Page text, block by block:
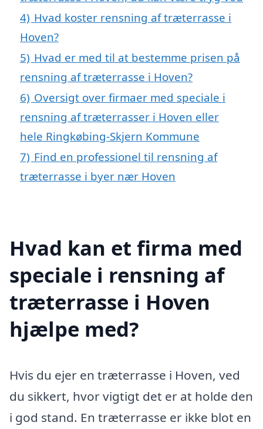
4) Hvad koster rensning af træterrasse i
Hoven?
5) Hvad er med til at bestemme prisen på
rensning af træterrasse i Hoven?
6) Oversigt over firmaer med speciale i
rensning af træterrasser i Hoven eller
hele Ringkøbing-Skjern Kommune
7) Find en professionel til rensning af
træterrasse i byer nær Hoven
Hvad kan et firma med
speciale i rensning af
træterrasse i Hoven
hjælpe med?
Hvis du ejer en træterrasse i Hoven, ved
du sikkert, hvor vigtigt det er at holde den
i god stand. En træterrasse er ikke blot en